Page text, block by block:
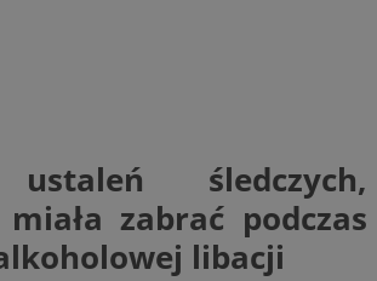
ustaleń śledczych,
zabrać podczas
libacji